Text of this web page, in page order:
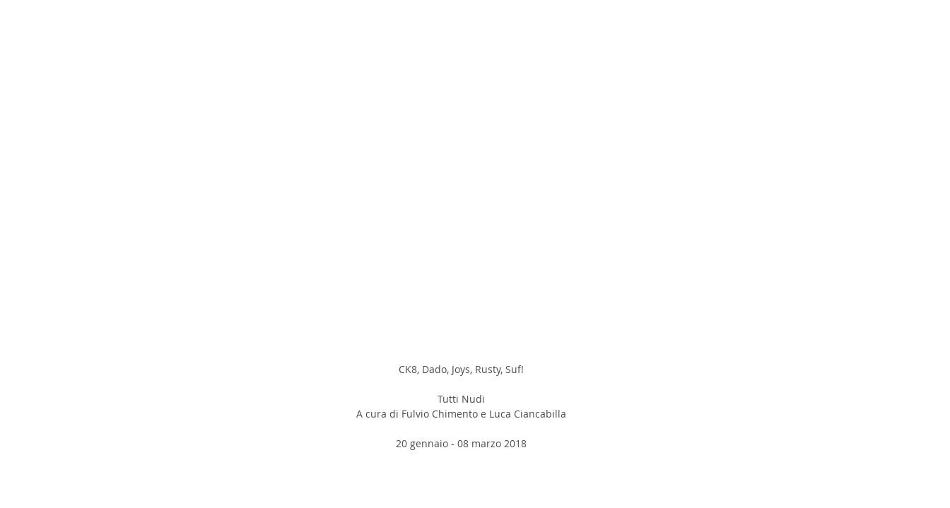
CK8, Dado, Joys, Rusty, Suf!
Tutti Nudi
A cura di Fulvio Chimento e Luca Ciancabilla
20 gennaio - 08 marzo 2018